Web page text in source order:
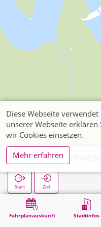
Fahrplanauskunft Stadtinfos
Schleiden, Urfsee
Start Ziel
Freizeit & Tourismus
Diese Webseite
unserer Webseite
wir Cookies einsetzen.
Mehr erfahren